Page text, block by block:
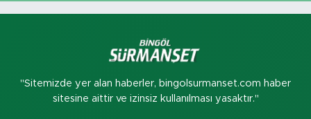
"Sitemizde yer alan haberler, bingolsurmanset.com haber
sitesine aittir ve izinsiz kullanılması yasaktır."